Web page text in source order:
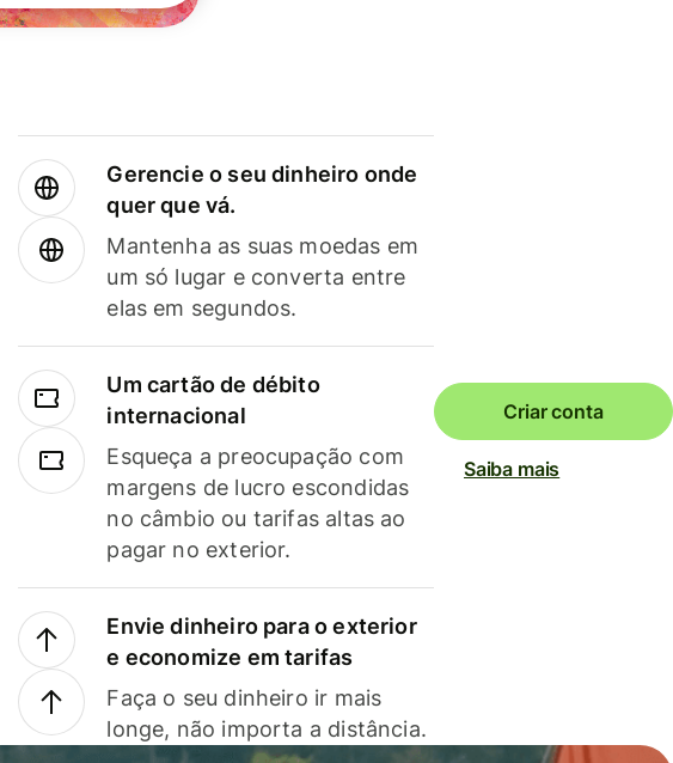
Gerencie o seu dinheiro onde
quer que vá.
Mantenha as suas moedas em
um só lugar e converta entre
elas em segundos.
Um cartão de débito
internacional
Esqueça a preocupação com
margens de lucro escondidas
no câmbio ou tarifas altas ao
pagar no exterior.
Envie dinheiro para o exterior
e economize em tarifas
Faça o seu dinheiro ir mais
longe, não importa a distância.
Criar conta
Saiba mais